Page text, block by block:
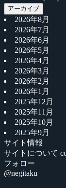
アーカイブ
2026年8月
2026年7月
2026年6月
2026年5月
2026年4月
2026年3月
2026年2月
2026年1月
2025年12月
2025年11月
2025年10月
2025年9月
サイト情報
サイトについて
フォロー
@negitaku